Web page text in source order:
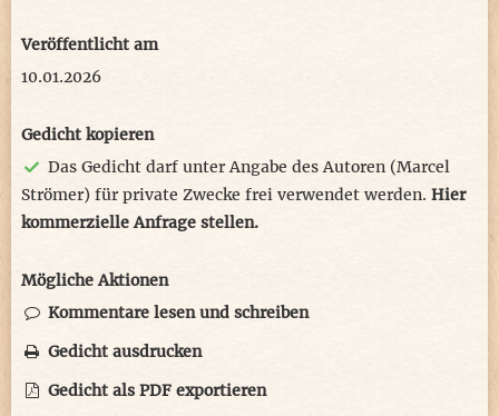
Veröffentlicht am
10.01.2026
Gedicht kopieren
Das Gedicht darf unter Angabe des Autoren (Marcel
Strömer) für private Zwecke frei verwendet werden. Hier
kommerzielle Anfrage stellen.
Mögliche Aktionen
Kommentare lesen und schreiben
Gedicht ausdrucken
Gedicht als PDF exportieren